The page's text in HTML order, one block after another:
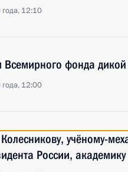
12:10
Всемирного фонда
12:00
учёному-
России,